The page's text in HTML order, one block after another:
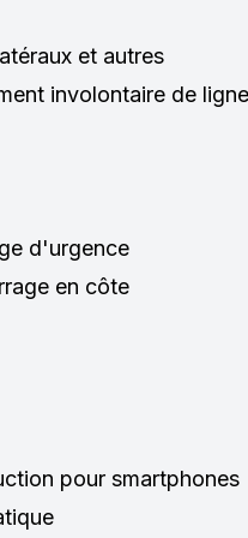
et autres
involontaire de ligne
d'urgence
en côte
pour smartphones